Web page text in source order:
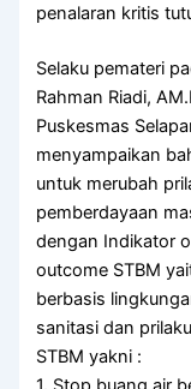
penalaran kritis
Selaku pemateri
Rahman Riadi,
Puskesmas
menyampaikan
untuk merubah
pemberdayaan
dengan Indikator
outcome STBM
berbasis
sanitasi dan
STBM yakni :